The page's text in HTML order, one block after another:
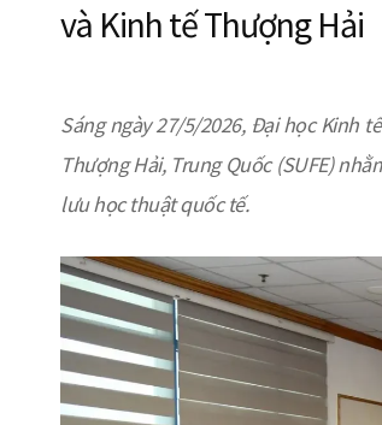
và Kinh tế Thượng Hải
Sáng ngày 27/5/2026, Đại học Kinh
Thượng Hải, Trung Quốc (SUFE)
lưu học thuật quốc tế.